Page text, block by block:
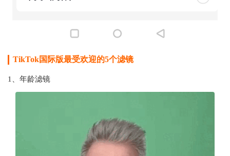
TikTok国际版最受欢迎的5个滤镜
1、年龄滤镜